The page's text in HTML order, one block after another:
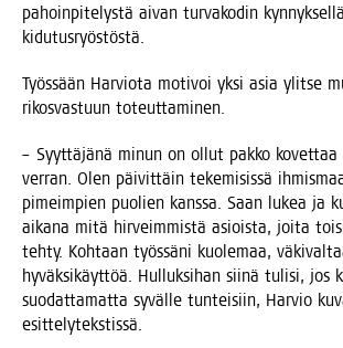
pahoin­pi­te­lys­tä aivan tur­va­ko­din
kidutusryöstöstä.
Työs­sään Har­vio­ta moti­voi yksi asia ylit­se
rikos­vas­tuun toteuttaminen.
– Syyt­tä­jä­nä minun on ollut pak­ko
ver­ran. Olen päi­vit­täin teke­mi­sis­sä
pimeim­pien puo­lien kans­sa. Saan lukea ja
aika­na mitä hir­veim­mis­tä asiois­ta, joi­ta
teh­ty. Koh­taan työs­sä­ni kuo­le­maa,
hyväk­si­käyt­töä. Hul­luk­si­han sii­nä tuli­si, jos
suo­dat­ta­mat­ta syväl­le tun­tei­siin, Har­vio
esittelytekstissä.